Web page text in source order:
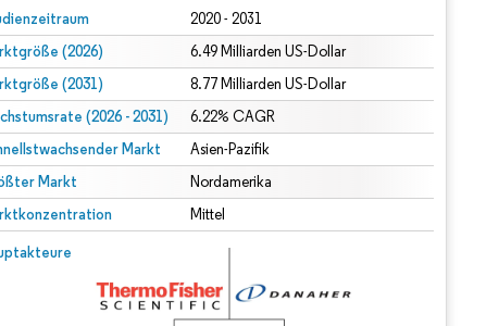
2020 - 2031
(2026) 6.49 Milliarden US-Dollar
(2031) 8.77 Milliarden US-Dollar
(2026 - 2031) 6.22% CAGR
Markt Asien-Pazifik
Markt Nordamerika
Mittel
© Mordor Intelligence. Wiederverwendung erfordert Namensnennung gemäß CC BY 4.0.
Namensnennung gemäß CC BY 4.0.